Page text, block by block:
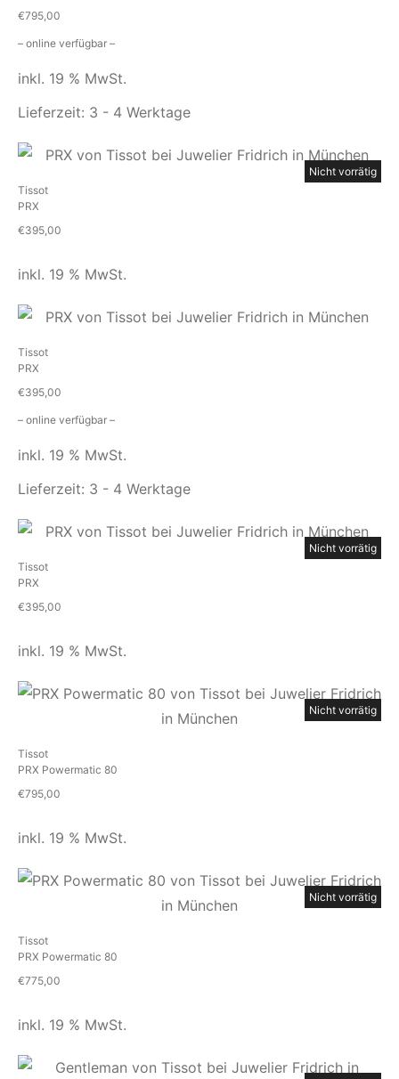
€795,00
– online verfügbar –
inkl. 19 % MwSt.
Lieferzeit: 3 - 4 Werktage
Nicht vorrätig
Tissot
PRX
€395,00
inkl. 19 % MwSt.
Tissot
PRX
€395,00
– online verfügbar –
inkl. 19 % MwSt.
Lieferzeit: 3 - 4 Werktage
Nicht vorrätig
Tissot
PRX
€395,00
inkl. 19 % MwSt.
Nicht vorrätig
Tissot
PRX Powermatic 80
€795,00
inkl. 19 % MwSt.
Nicht vorrätig
Tissot
PRX Powermatic 80
€775,00
inkl. 19 % MwSt.